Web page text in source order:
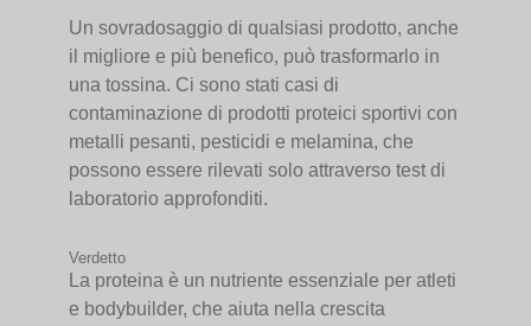
Un sovradosaggio di qualsiasi prodotto, anche
il migliore e più benefico, può trasformarlo in
una tossina. Ci sono stati casi di
contaminazione di prodotti proteici sportivi con
metalli pesanti, pesticidi e melamina, che
possono essere rilevati solo attraverso test di
laboratorio approfonditi.
Verdetto
La proteina è un nutriente essenziale per atleti
e bodybuilder, che aiuta nella crescita